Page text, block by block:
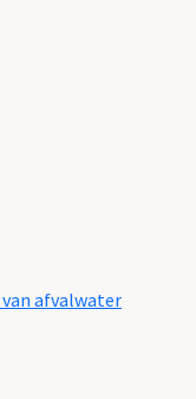
afvalwater